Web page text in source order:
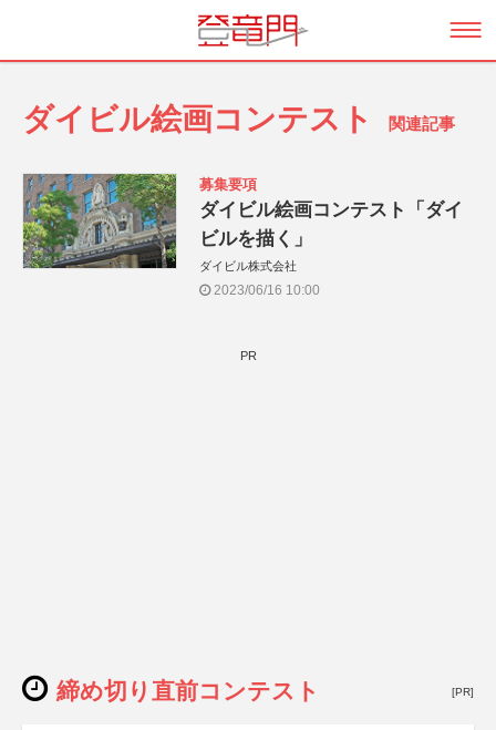
ダイビル絵画コンテスト 関連記事
募集要項
ダイビル絵画コンテスト「ダイ
ビルを描く」
ダイビル株式会社
2023/06/16 10:00
PR
締め切り直前コンテスト [PR]